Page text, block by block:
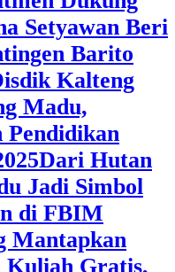
Setyawan Beri
Barito
Kalteng
Madu,
‎Dari Hutan
Jadi Simbol
di FBIM
Mantapkan
Kuliah Gratis,